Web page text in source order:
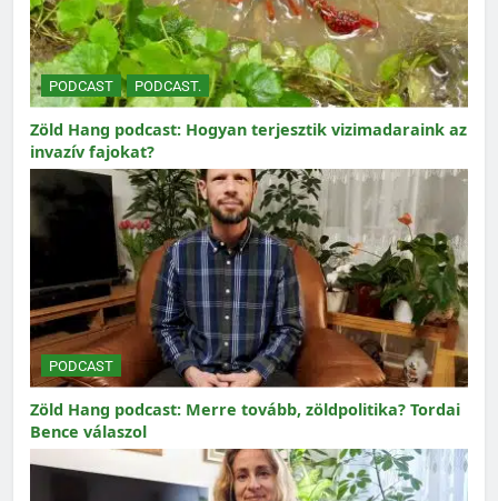
PODCAST PODCAST.
Zöld Hang podcast: Hogyan terjesztik vizimadaraink az
invazív fajokat?
PODCAST
Zöld Hang podcast: Merre tovább, zöldpolitika? Tordai
Bence válaszol